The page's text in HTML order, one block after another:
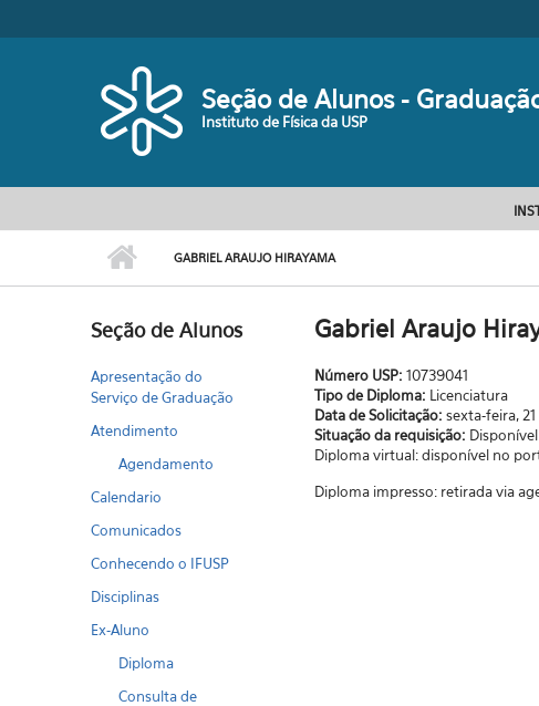
Seção de Alunos -
Instituto de Física da USP
GABRIEL ARAUJO HIRAYAMA
Seção de Alunos
Apresentação do
Serviço de Graduação
Atendimento
Agendamento
Calendario
Comunicados
Conhecendo o IFUSP
Disciplinas
Ex-Aluno
Diploma
Consulta de
Gabriel Araujo
Número USP: 10739041
Tipo de Diploma: Licenciatura
Data de Solicitação: sexta-feira,
Situação da requisição: Disponível
Diploma virtual: disponível no
Diploma impresso: retirada via